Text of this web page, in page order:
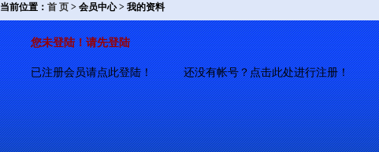
当前位置： 首 页 > 会员中心 > 我的资料
您未登陆！请先登陆
已注册会员请点此登陆！ 还没有帐号？点击此处进行注册！